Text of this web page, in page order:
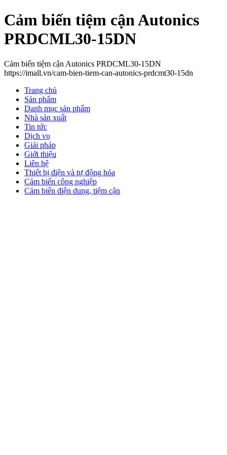
Cảm biến tiệm cận Autonics
PRDCML30-15DN
Cảm biến tiệm cận Autonics PRDCML30-15DN
https://imall.vn/cam-bien-tiem-can-autonics-prdcmt30-15dn
Trang chủ
Sản phẩm
Danh mục sản phẩm
Nhà sản xuất
Tin tức
Dịch vụ
Giải pháp
Giới thiệu
Liên hệ
Thiết bị điện và tự động hóa
Cảm biến công nghiệp
Cảm biến điện dung, tiệm cận